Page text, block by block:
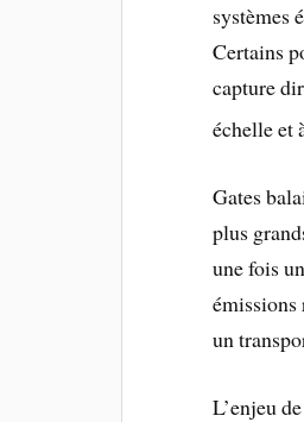
systèmes
Certains
capture
échelle et
Gates
plus
une fois
émissions
un
L’enjeu